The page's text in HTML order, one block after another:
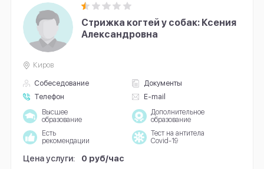
Стрижка когтей у собак: Ксения
Александровна
Собеседование
Документы
Телефон
E-mail
Киров
Высшее
образование
Дополнительное
образование
Есть
рекомендации
Тест на антитела
Covid-19
Цена услуги: 0 руб/час